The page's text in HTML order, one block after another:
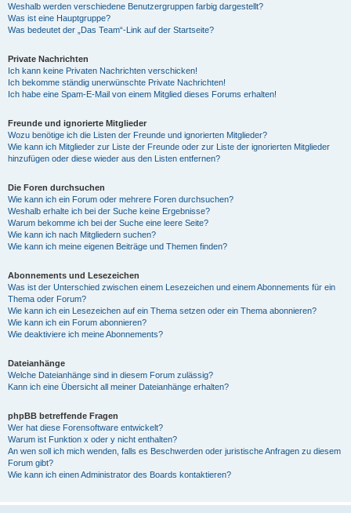
Weshalb werden verschiedene Benutzergruppen farbig dargestellt?
Was ist eine Hauptgruppe?
Was bedeutet der „Das Team“-Link auf der Startseite?
Private Nachrichten
Ich kann keine Privaten Nachrichten verschicken!
Ich bekomme ständig unerwünschte Private Nachrichten!
Ich habe eine Spam-E-Mail von einem Mitglied dieses Forums erhalten!
Freunde und ignorierte Mitglieder
Wozu benötige ich die Listen der Freunde und ignorierten Mitglieder?
Wie kann ich Mitglieder zur Liste der Freunde oder zur Liste der ignorierten Mitglieder
hinzufügen oder diese wieder aus den Listen entfernen?
Die Foren durchsuchen
Wie kann ich ein Forum oder mehrere Foren durchsuchen?
Weshalb erhalte ich bei der Suche keine Ergebnisse?
Warum bekomme ich bei der Suche eine leere Seite?
Wie kann ich nach Mitgliedern suchen?
Wie kann ich meine eigenen Beiträge und Themen finden?
Abonnements und Lesezeichen
Was ist der Unterschied zwischen einem Lesezeichen und einem Abonnements für ein
Thema oder Forum?
Wie kann ich ein Lesezeichen auf ein Thema setzen oder ein Thema abonnieren?
Wie kann ich ein Forum abonnieren?
Wie deaktiviere ich meine Abonnements?
Dateianhänge
Welche Dateianhänge sind in diesem Forum zulässig?
Kann ich eine Übersicht all meiner Dateianhänge erhalten?
phpBB betreffende Fragen
Wer hat diese Forensoftware entwickelt?
Warum ist Funktion x oder y nicht enthalten?
An wen soll ich mich wenden, falls es Beschwerden oder juristische Anfragen zu diesem
Forum gibt?
Wie kann ich einen Administrator des Boards kontaktieren?